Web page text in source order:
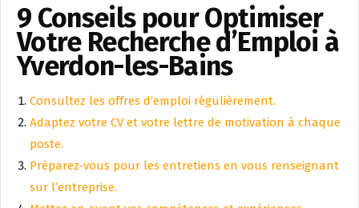
9 Conseils pour Optimiser
Votre Recherche d’Emploi à
Yverdon-les-Bains
Consultez les offres d’emploi régulièrement.
Adaptez votre CV et votre lettre de motivation à chaque
poste.
Préparez-vous pour les entretiens en vous renseignant
sur l’entreprise.